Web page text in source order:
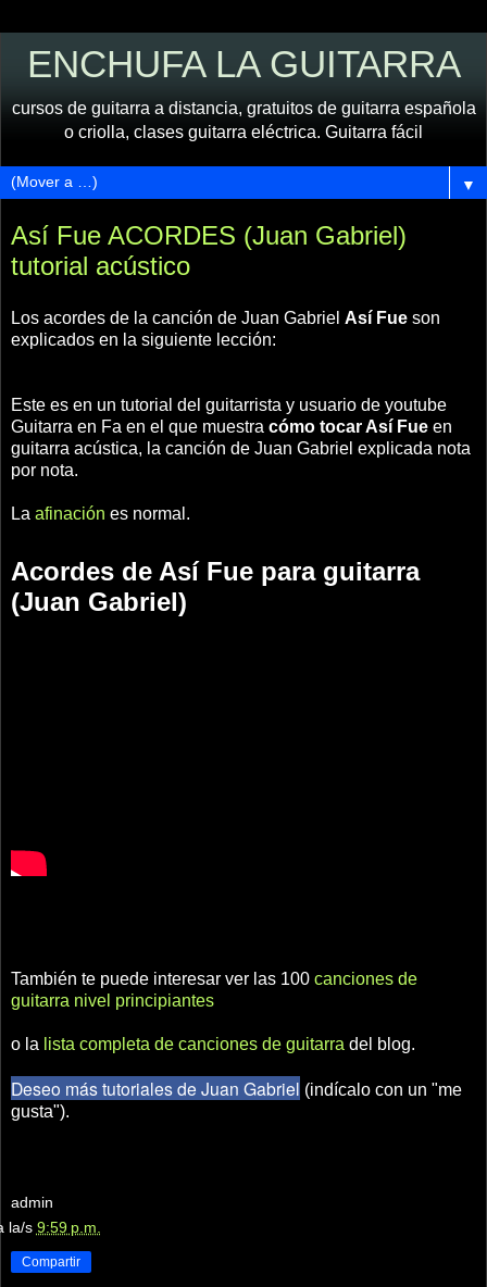
ENCHUFA LA GUITARRA
cursos de guitarra a distancia, gratuitos de guitarra española
o criolla, clases guitarra eléctrica. Guitarra fácil
▼
Así Fue ACORDES (Juan Gabriel)
tutorial acústico
Los acordes de la canción de Juan Gabriel Así Fue son
explicados en la siguiente lección:
Este es en un tutorial del guitarrista y usuario de youtube
Guitarra en Fa en el que muestra cómo tocar Así Fue en
guitarra acústica, la canción de Juan Gabriel explicada nota
por nota.
La afinación es normal.
Acordes de Así Fue para guitarra
(Juan Gabriel)
También te puede interesar ver las 100 canciones de
guitarra nivel principiantes
o la lista completa de canciones de guitarra del blog.
Deseo más tutoriales de Juan Gabriel (indícalo con un "me
gusta").
admin
la/s 9:59 p.m.
Compartir